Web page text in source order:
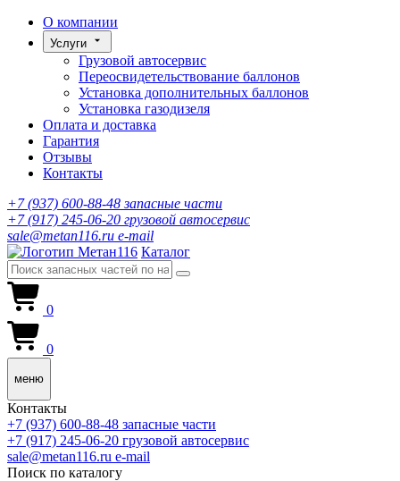
О компании
Услуги
Грузовой автосервис
Переосвидетельствование баллонов
Установка дополнительных баллонов
Установка газодизеля
Оплата и доставка
Гарантия
Отзывы
Контакты
+7 (937) 600-88-48запасные части
+7 (917) 245-06-20 грузовой автосервис
sale@metan116.ru e-mail
Каталог
0
0
меню
Контакты
+7 (937) 600-88-48 запасные части
+7 (917) 245-06-20 грузовой автосервис
sale@metan116.ru e-mail
Поиск по каталогу